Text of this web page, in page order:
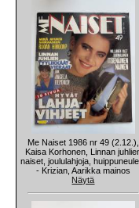
Me Naiset 1986 nr 49 (2.12.),
Kaisa Korhonen, Linnan
naiset, joululahjoja,
- Krizian, Aarikka mainos
Näytä